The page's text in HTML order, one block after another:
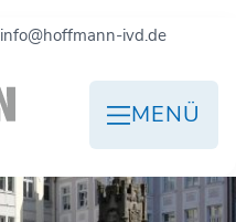
info@hoffmann-ivd.de
MENÜ